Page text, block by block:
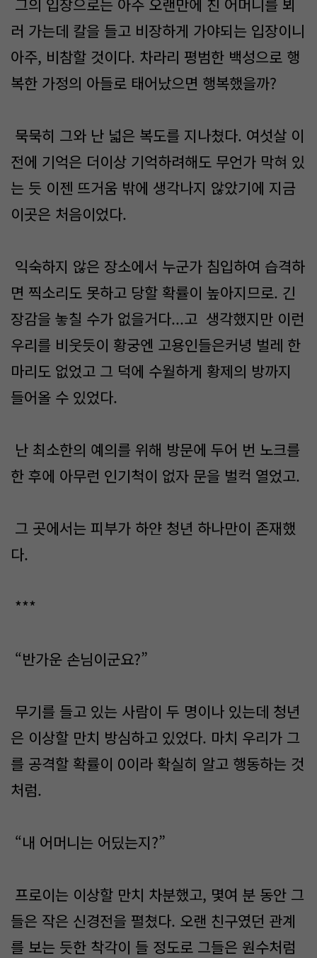
그의 입장으로는 아주 오랜만에 친 어머니를 뵈
러 가는데 칼을 들고 비장하게 가야되는 입장이니
아주, 비참할 것이다. 차라리 평범한 백성으로 행
복한 가정의 아들로 태어났으면 행복했을까?
묵묵히 그와 난 넓은 복도를 지나쳤다. 여섯살 이
전에 기억은 더이상 기억하려해도 무언가 막혀 있
는 듯 이젠 뜨거움 밖에 생각나지 않았기에 지금
이곳은 처음이었다.
익숙하지 않은 장소에서 누군가 침입하여 습격하
면 찍소리도 못하고 당할 확률이 높아지므로. 긴
장감을 놓칠 수가 없을거다...고 생각했지만 이런
우리를 비웃듯이 황궁엔 고용인들은커녕 벌레 한
마리도 없었고 그 덕에 수월하게 황제의 방까지
들어올 수 있었다.
난 최소한의 예의를 위해 방문에 두어 번 노크를
한 후에 아무런 인기척이 없자 문을 벌컥 열었고.
그 곳에서는 피부가 하얀 청년 하나만이 존재했
다.
***
“반가운 손님이군요?”
무기를 들고 있는 사람이 두 명이나 있는데 청년
은 이상할 만치 방심하고 있었다. 마치 우리가 그
를 공격할 확률이 0이라 확실히 알고 행동하는 것
처럼.
“내 어머니는 어딨는지?”
프로이는 이상할 만치 차분했고, 몇여 분 동안 그
들은 작은 신경전을 펼쳤다. 오랜 친구였던 관계
를 보는 듯한 착각이 들 정도로 그들은 원수처럼